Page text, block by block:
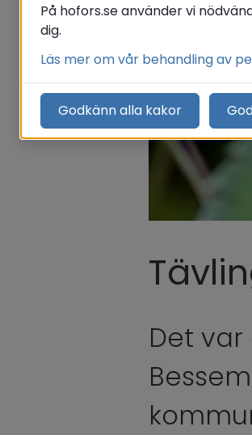
Det
På hofors.se använder vi
dig.
Läs mer om vår behandling av
Godkänn alla kakor